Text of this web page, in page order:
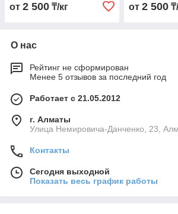
от 2 500 ₸/кг от 2 500
О нас
Рейтинг не сформирован
Менее 5 отзывов за последний год
Работает с 21.05.2012
г. Алматы
Улица Немировича-Данченко, 23,
Контакты
Сегодня выходной
Показать весь график работы